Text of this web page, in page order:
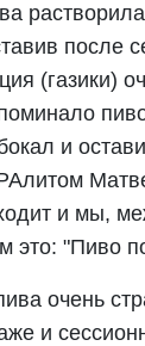
после
(газики)
и
и мы,
это: "Пиво
очень
и